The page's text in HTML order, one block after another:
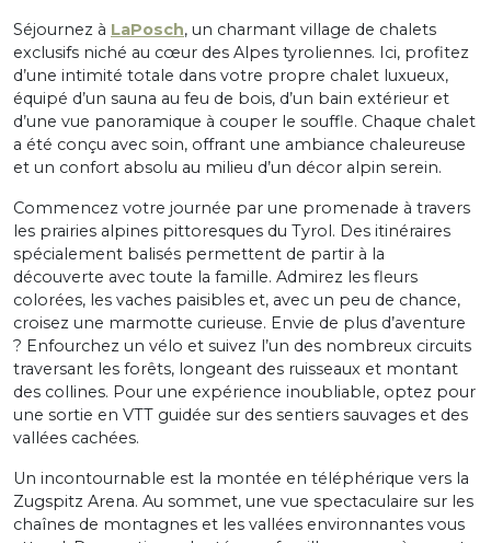
Séjournez à LaPosch, un charmant village de chalets
exclusifs niché au cœur des Alpes tyroliennes. Ici, profitez
d’une intimité totale dans votre propre chalet luxueux,
équipé d’un sauna au feu de bois, d’un bain extérieur et
d’une vue panoramique à couper le souffle. Chaque chalet
a été conçu avec soin, offrant une ambiance chaleureuse
et un confort absolu au milieu d’un décor alpin serein.
Commencez votre journée par une promenade à travers
les prairies alpines pittoresques du Tyrol. Des itinéraires
spécialement balisés permettent de partir à la
découverte avec toute la famille. Admirez les fleurs
colorées, les vaches paisibles et, avec un peu de chance,
croisez une marmotte curieuse. Envie de plus d’aventure
? Enfourchez un vélo et suivez l’un des nombreux circuits
traversant les forêts, longeant des ruisseaux et montant
des collines. Pour une expérience inoubliable, optez pour
une sortie en VTT guidée sur des sentiers sauvages et des
vallées cachées.
Un incontournable est la montée en téléphérique vers la
Zugspitz Arena. Au sommet, une vue spectaculaire sur les
chaînes de montagnes et les vallées environnantes vous